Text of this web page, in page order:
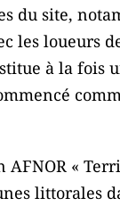
du site,
les loueurs
à la fois
«
littorales